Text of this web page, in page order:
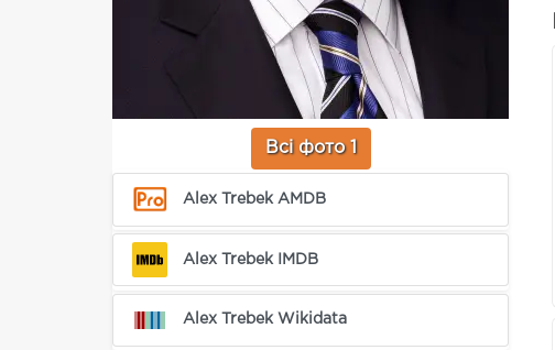
Всі фото 1
Alex Trebek AMDB
Alex Trebek IMDB
Alex Trebek Wikidata